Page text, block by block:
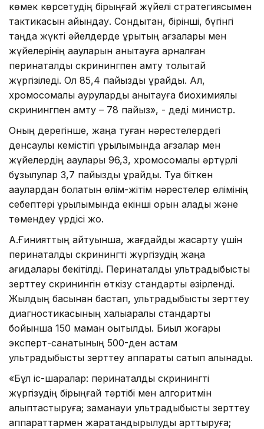
көмек көрсетудің бірыңғай жүйелі стратегиясымен
тактикасын айқындау. Сондықтан, бірінші, бүгінгі
таңда жүкті әйелдерде ұрықтың ағзалары мен
жүйелерінің ақауларын анықтауға арналған
перинаталдық скринингпен қамту толықтай
жүргізіледі. Ол 85,4 пайызды құрайды. Ал,
хромосомалық ауруларды анықтауға биохимиялық
скринингпен қамту – 78 пайыз», - деді министр.
Оның дерегінше, жаңа туған нәрестелердегі
денсаулық кемістігі құрылымында ағзалар мен
жүйелердің ақаулары 96,3, хромосомалық әртүрлі
бұзылулар 3,7 пайызды құрайды. Туа біткен
ақаулардан болатын өлім-жітім нәрестелер өлімінің
себептері құрылымында екінші орын алады және
төмендеу үрдісі жоқ.
А.Ғинияттың айтуынша, жағдайды жақсарту үшін
перинаталдық скринингті жүргізудің жаңа
қағидалары бекітілді. Перинаталдық ультрадыбыстық
зерттеу скринингін өткізу стандарты әзірленді.
Жылдың басынан бастап, ультрадыбыстық зерттеу
диагностикасының халықаралық стандарты
бойынша 150 маман оқытылды. Биыл жоғары
эксперт-санатының 500-ден астам
ультрадыбыстық зерттеу аппараты сатып алынады.
«Бұл іс-шаралар: перинаталдық скринингті
жүргізудің бірыңғай тәртібі мен алгоритмін
қалыптастыруға; заманауи ультрадыбыстық зерттеу
аппараттармен жарақтандырылуды арттыруға;